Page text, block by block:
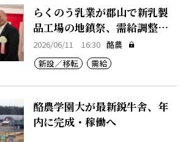
らくのう乳業が郡山で新乳製
品工場の地鎮祭、需給調整機
能強化へ
2026/06/11 16:30 酪農
新設／移転
需給
酪農学園大が最新鋭牛舎、年
内に完成・稼働へ